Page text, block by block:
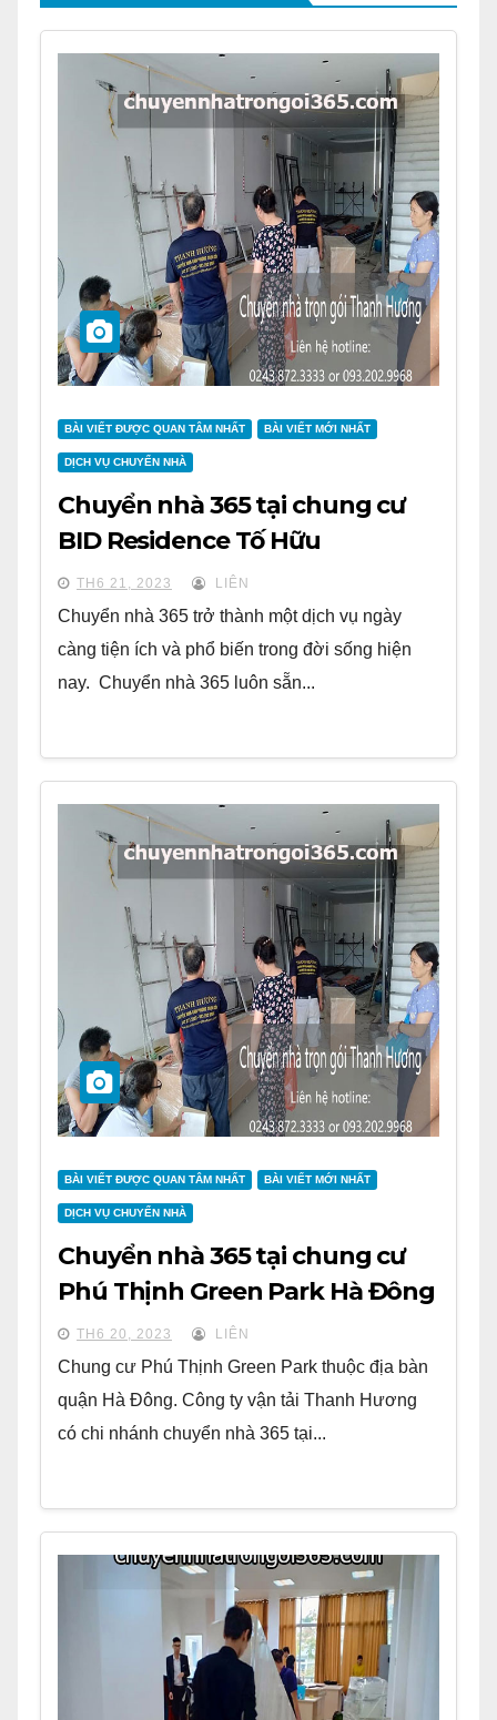
BÀI VIẾT ĐƯỢC QUAN TÂM NHẤT BÀI VIẾT MỚI NHẤT
DỊCH VỤ CHUYỂN NHÀ
Chuyển nhà 365 tại chung cư
BID Residence Tố Hữu
TH6 21, 2023 LIÊN
Chuyển nhà 365 trở thành một dịch vụ ngày
càng tiện ích và phổ biến trong đời sống hiện
nay. Chuyển nhà 365 luôn sẵn...
BÀI VIẾT ĐƯỢC QUAN TÂM NHẤT BÀI VIẾT MỚI NHẤT
DỊCH VỤ CHUYỂN NHÀ
Chuyển nhà 365 tại chung cư
Phú Thịnh Green Park Hà Đông
TH6 20, 2023 LIÊN
Chung cư Phú Thịnh Green Park thuộc địa bàn
quận Hà Đông. Công ty vận tải Thanh Hương
có chi nhánh chuyển nhà 365 tại...